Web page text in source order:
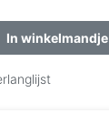
In winkelmandje